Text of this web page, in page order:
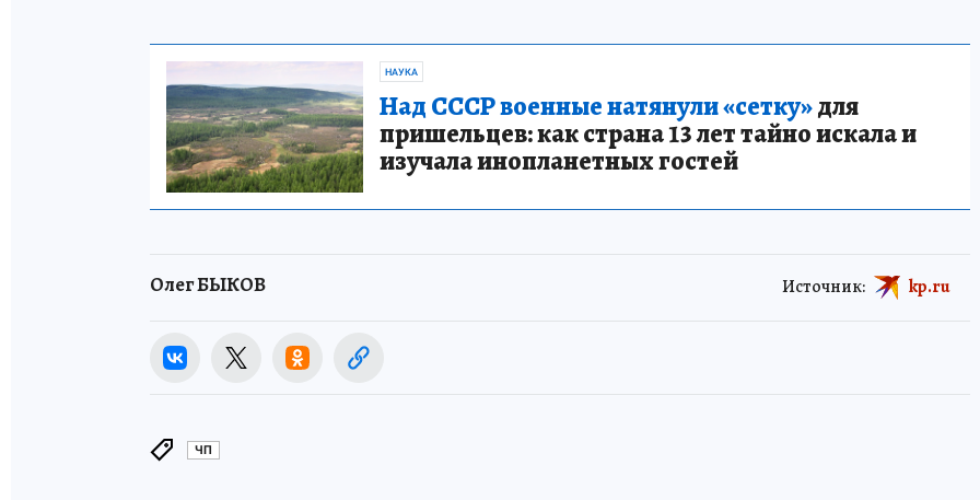
НАУКА
Над СССР военные натянули «сетку»для
пришельцев: как страна 13 лет тайно искала и
изучала инопланетных гостей
Олег БЫКОВ Источник: kp.ru
ЧП